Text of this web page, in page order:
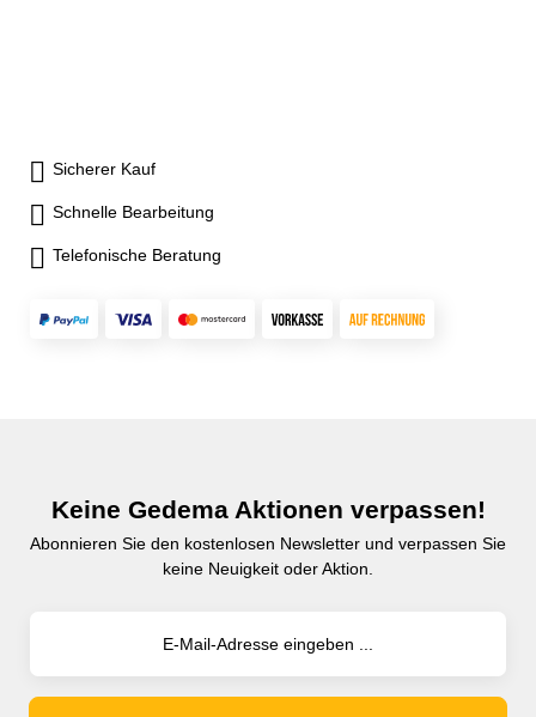
Sicherer Kauf
Schnelle Bearbeitung
Telefonische Beratung
Keine Gedema Aktionen verpassen!
Abonnieren Sie den kostenlosen Newsletter und verpassen Sie
keine Neuigkeit oder Aktion.